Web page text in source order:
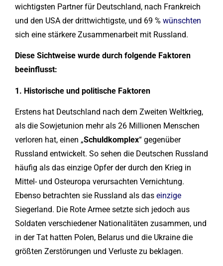
wichtigsten Partner für Deutschland, nach Frankreich
und den USA der drittwichtigste, und 69 % wünschten
sich eine stärkere Zusammenarbeit mit Russland.
Diese Sichtweise wurde durch folgende Faktoren
beeinflusst:
1. Historische und politische Faktoren
Erstens hat Deutschland nach dem Zweiten Weltkrieg,
als die Sowjetunion mehr als 26 Millionen Menschen
verloren hat, einen „Schuldkomplex“ gegenüber
Russland entwickelt. So sehen die Deutschen Russland
häufig als das einzige Opfer der durch den Krieg in
Mittel- und Osteuropa verursachten Vernichtung.
Ebenso betrachten sie Russland als das einzige
Siegerland. Die Rote Armee setzte sich jedoch aus
Soldaten verschiedener Nationalitäten zusammen, und
in der Tat hatten Polen, Belarus und die Ukraine die
größten Zerstörungen und Verluste zu beklagen.